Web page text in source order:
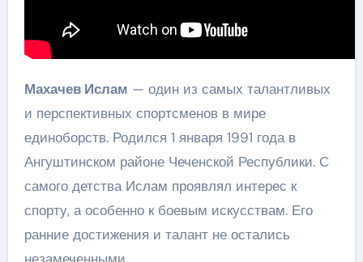
Махачев Ислам — один из самых талантливых
и перспективных спортсменов в мире
единоборств. Родился 1 января 1991 года в
Ангуштинском районе Чеченской Республики. С
самого детства Ислам проявлял интерес к
спорту, а особенно к боевым искусствам. Его
ранние достижения и талант не остались
незамеченными.